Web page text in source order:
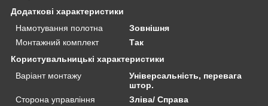
Додаткові характеристики
Намотування полотна
Зовнішня
Монтажний комплект
Так
Користувальницькі характеристики
Варіант монтажу
Універсальність, перевага
штор.
Сторона управління
Зліва/ Справа